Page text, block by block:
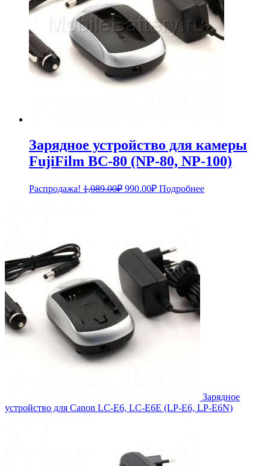
Зарядное устройство для камеры
FujiFilm BC-80 (NP-80, NP-100)
Распродажа! 1,089.00₽ Первоначальная
990.00₽Текущая
цена:
Подробнее
Зарядное
устройство для Canon LC-E6, LC-E6E (LP-E6, LP-E6N)